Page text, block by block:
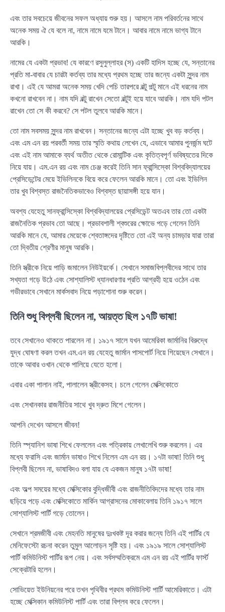
এবং তার সবচেয়ে জীবনের সফল অধ্যায় শুরু হয়। আসলে নাম পরিবর্তনের সাথে
অনেক সময় ঐ যে বলে না, নামে নামে যমে টানে। আবার নামে নামে ভাগ্য টানে
আরকি।
নামের যে একটা প্রভাব! যে কারণে রসুলুল্লাহর (স) একটি হাদিস হচ্ছে যে, সন্তানের
প্রতি মা-বাবার যে চারটা কর্তব্য তার মধ্যে প্রথম হচ্ছে তার জন্যে একটা সুন্দর নাম
রাখা। এই যে আমরা অনেক সময় খেদি পেচি তারপরে বল্টু পল্টু মানে এই ধরনের নাম
কখনো রাখবেন না। নাম যদি বল্টু রাখেন সেতো বল্টুই হয়ে যাবে আরকি। নাম যদি পটল
রাখেন তো সে কী করবে? সে পটল তুলবে আরকি মানে।
তো নাম সবসময় সুন্দর নাম রাখবেন। সন্তানের জন্যে এটা হচ্ছে খুব বড় কর্তব্য।
এবং এম এন রয় পরবর্তী সময় তার স্মৃতি কথায় লেখেন যে, এভাবে আমার পুনর্জন্ম ঘটে
এবং এই নাম আমাকে ব্যর্থ অতীত থেকে রোমান্টিক এবং কৃতিত্বপূর্ণ ভবিষ্যতের দিকে
নিয়ে যায়। এম.এন রয় এবং নাম চেঞ্জ করেই তিনি সান ফ্রান্সিস্কো বিশ্ববিদ্যালয়ের
প্রেসিডেন্টের মেয়ে ইভিলিনকে বিয়ে করে ফেলেন আরকি মানে। তো এবং ইভিলিন
তার খুব বিশ্বস্ত রাজনৈতিকভাবেও বিশ্বস্ত ছায়াসঙ্গী হয়ে যান।
অবশ্য যেহেতু সানফ্রান্সিস্কো বিশ্ববিদ্যালয়ের প্রেসিডেন্ট অতএব তার তো একটা
রাজনৈতিক প্রভাব তো আছে। প্রভাবশালী শ্বশুরের ক্ষোভে পড়ে গেলেন তিনি
আরকি মানে যে, আমার মেয়েকে শ্বেতাঙ্গদের দৃষ্টিতে তো এই অন্য চামড়ার যারা তারা
তো দ্বিতীয় শ্রেণীর মানুষ আরকি।
তিনি স্ত্রীকে নিয়ে পাড়ি জমালেন নিউইয়র্কে। সেখানে সমাজবিপ্লবীদের সাথে তার
সখ্যতা গড়ে উঠে এবং সোশ্যালিস্ট ধ্যানধারণার প্রতি আগ্রহী হয়ে ওঠেন এবং
গভীরভাবে সেখানে মার্কসবাদ নিয়ে পড়াশোনা শুরু করেন।
তিনি শুধু বিপ্লবী ছিলেন না, আয়ত্ত ছিল ১৭টি ভাষা!
তবে সেখানেও থাকতে পারলেন না। ১৯১৭ সালে যখন আমেরিকা জার্মানির বিরুদ্ধে
যুদ্ধ ঘোষণা করল তখন এম.এন রয় যেহেতু জার্মান পাসপোর্ট নিয়ে গিয়েছেন সেখানে।
তাকে আবার ওখান থেকে পালিয়ে যেতে হলো।
এবার একা পালান নাই, পালালেন স্ত্রীকেসহ। চলে গেলেন মেক্সিকোতে
এবং সেখানকার রাজনীতির সাথে খুব দ্রুত মিশে গেলেন।
আপনি দেখেন আসলে জীবন!
তিনি স্প্যানিশ ভাষা শিখে ফেললেন এবং পত্রিকায় লেখালেখি শুরু করলেন। এর
মধ্যে ফরাসি এবং জার্মান ভাষাও শিখে নিলেন এম এন রয়। ১৭টা ভাষা! তিনি শুধু
বিপ্লবী ছিলেন না, ভাষাবিদও বলা যায় যে একজন মানুষ ১৭টা ভাষা!
এবং অল্প সময়ের মধ্যে মেক্সিকোর বুদ্ধিজীবী এবং রাজনীতিবিদদের মধ্যে তার নাম
ছড়িয়ে পড়ে এবং মেক্সিকোতে মার্কিন আগ্রাসনের মোকাবেলায় তিনি ১৯১৭ সালে
সোশ্যালিস্ট পার্টি গড়ে তোলেন।
সেখানে শ্রমজীবী এবং মেহনতি মানুষের দুঃখকষ্ট দূর করার জন্যে তিনি এই পার্টির যে
মেনিফেস্টো রচনা করেন তুমুল আলোড়ন সৃষ্টি হয়। এবং ১৯১৯ সালে সোশ্যালিস্ট
পার্টি কমিউনিস্ট পার্টির রূপ নেয়। এবং সর্বসম্মতিক্রমে এম এন রয় এই পার্টির ফার্স্ট
সেক্রেটারি হলেন।
সোভিয়েত ইউনিয়নের পরে তখন পৃথিবীর প্রথম কমিউনিস্ট পার্টি আমেরিকাতে। এটা
হচ্ছে মেক্সিকান কমিউনিস্ট পার্টি এবং তারা বিপ্লব করে ফেলেন।